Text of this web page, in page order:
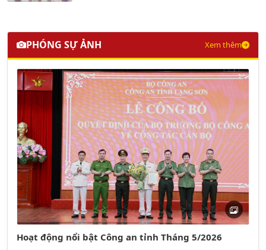
PHÓNG SỰ ẢNH Xem thêm
Hoạt động nổi bật Công an tỉnh Tháng 5/2026